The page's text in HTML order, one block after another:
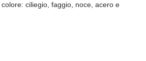
ciliegio, faggio, noce, acero e